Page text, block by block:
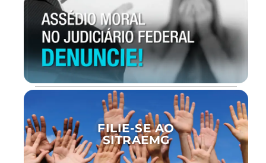
FILIE-SE AO
SITRAEMG